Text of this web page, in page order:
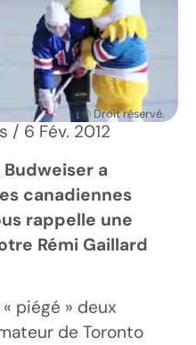
© Droit réservé.
/ 6 Fév. 2012
a
canadiennes
rappelle une
Rémi Gaillard
piégé » deux
de Toronto